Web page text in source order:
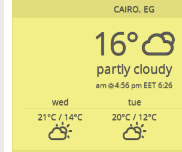
CAIRO, EG
16°
partly cloudy
6:26 am
4:56 pm EET
tue
wed
20°C / 12°C
21°C / 14°C